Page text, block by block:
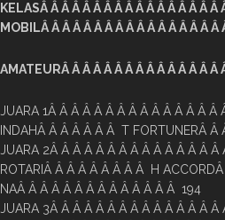
KELASÂ Â Â Â Â Â Â Â Â Â Â Â Â Â Â
MOBILÂ Â Â Â Â Â Â Â Â Â Â Â Â Â Â Â
AMATEURÂ Â Â Â Â Â Â Â Â Â Â Â Â Â Â
JUARA 1Â Â Â Â Â Â Â Â Â Â Â Â Â
INDAHÂ Â Â Â Â Â Â T FORTUNERÂ
JUARA 2Â Â Â Â Â Â Â Â Â Â Â Â Â
ROTARIÂ Â Â Â Â Â Â Â Â H
NAÂ Â Â Â Â Â Â Â Â Â Â Â Â Â 194
JUARA 3Â Â Â Â Â Â Â Â Â Â Â Â Â Â